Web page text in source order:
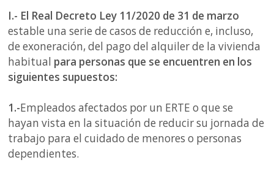
I.- El Real Decreto Ley 11/2020 de 31 de marzo
estable una serie de casos de reducción e, incluso,
de exoneración, del pago del alquiler de la vivienda
habitual para personas que se encuentren en los
siguientes supuestos:
1.-Empleados afectados por un ERTE o que se
hayan vista en la situación de reducir su jornada de
trabajo para el cuidado de menores o personas
dependientes.